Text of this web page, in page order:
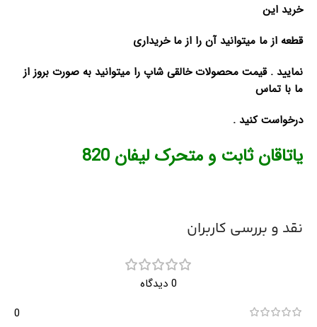
خرید این
قطعه از ما میتوانید آن را از ما خریداری
نمایید . قیمت محصولات خالقی شاپ را میتوانید به صورت بروز از
ما با تماس
درخواست کنید .
یاتاقان ثابت و متحرک لیفان 820
نقد و بررسی کاربران
0 دیدگاه
0